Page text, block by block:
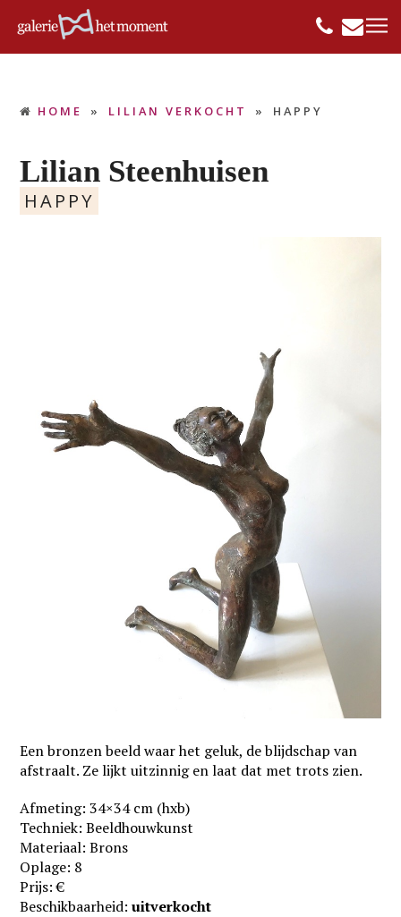
HOME » LILIAN VERKOCHT » HAPPY
Lilian Steenhuisen
HAPPY
Een bronzen beeld waar het geluk, de blijdschap van
afstraalt. Ze lijkt uitzinnig en laat dat met trots zien.
Afmeting: 34×34 cm (hxb)
Techniek: Beeldhouwkunst
Materiaal: Brons
Oplage: 8
Prijs: €
Beschikbaarheid: uitverkocht